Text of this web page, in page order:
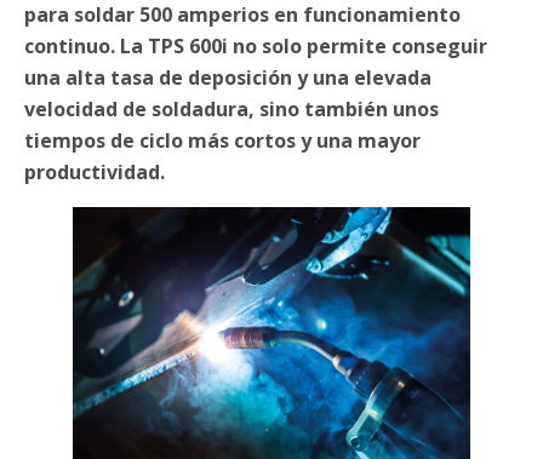
para soldar 500 amperios en funcionamiento
continuo. La TPS 600i no solo permite conseguir
una alta tasa de deposición y una elevada
velocidad de soldadura, sino también unos
tiempos de ciclo más cortos y una mayor
productividad.